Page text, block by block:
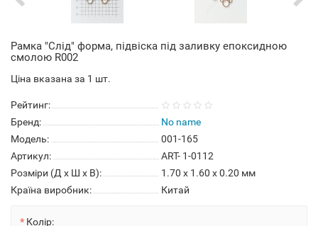
Рамка "Слід" форма, підвіска під заливку епоксидною
смолою R002
Ціна вказана за 1 шт.
Рейтинг:
Бренд:
No name
Модель:
001-165
Артикул:
ART- 1-0112
Розміри (Д x Ш x В):
1.70 x 1.60 x 0.20 мм
Країна виробник:
Китай
Колір: